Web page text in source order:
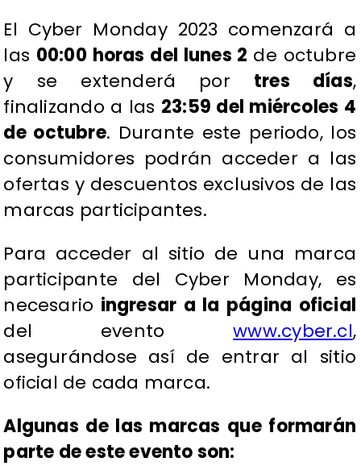
El Cyber Monday 2023 comenzará a
las 00:00 horas del lunes 2 de octubre
y se extenderá por tres días,
finalizando a las 23:59 del miércoles 4
de octubre. Durante este periodo, los
consumidores podrán acceder a las
ofertas y descuentos exclusivos de las
marcas participantes.
Para acceder al sitio de una marca
participante del Cyber Monday, es
necesario ingresar a la página oficial
del eventowww.cyber.cl,
asegurándose así de entrar al sitio
oficial de cada marca.
Algunas de las marcas que formarán
parte de este evento son: